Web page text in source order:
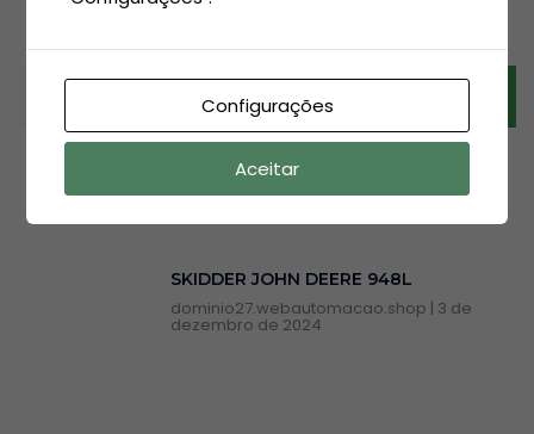
SKIDDER JOHN DEERE 948L
dominio27.webautomacao.shop 3 de
dezembro de 2024
Configurações
Aceitar